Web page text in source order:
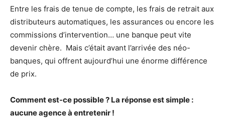
Entre les frais de tenue de compte, les frais de retrait aux
distributeurs automatiques, les assurances ou encore les
commissions d’intervention… une banque peut vite
devenir chère. Mais c’était avant l’arrivée des néo-
banques, qui offrent aujourd’hui une énorme différence
de prix.
Comment est-ce possible ? La réponse est simple :
aucune agence à entretenir !